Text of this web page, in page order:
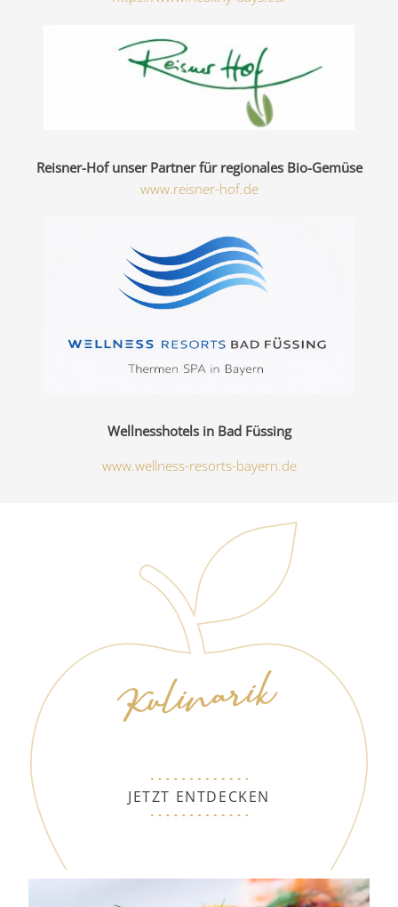
Reisner-Hof unser Partner für regionales Bio-Gemüse
www.reisner-hof.de
Wellnesshotels in Bad Füssing
www.wellness-resorts-bayern.de
Kulinarik
JETZT ENTDECKEN